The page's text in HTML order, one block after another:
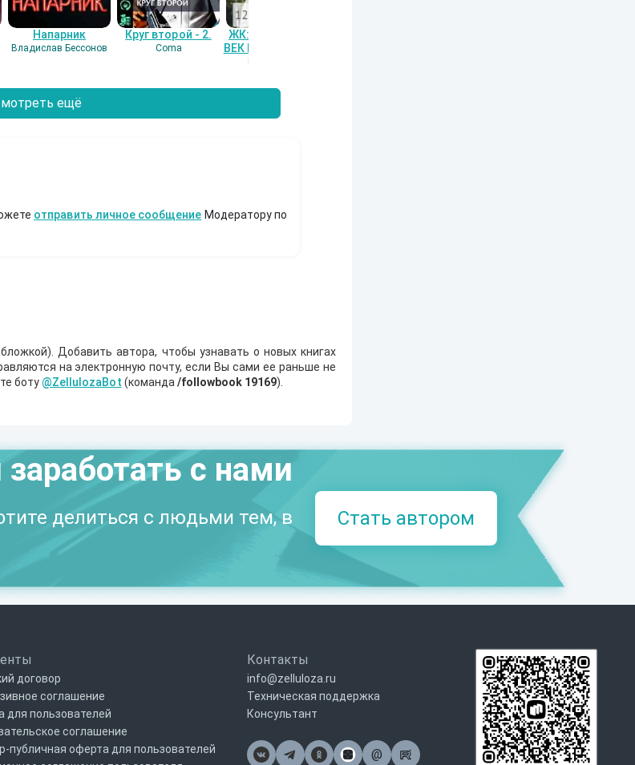
Напарник
Владислав Бессонов
Круг второй - 2.
Coma
ЖК: СЕРЕБРЯНЫЙ
ВЕК НАШЕЙ ЛЮБВИ
ещё
отправить личное сообщение Модератору по
Добавить автора, чтобы узнавать о новых книгах
на электронную почту, если Вы сами ее раньше не
боту @ZellulozaBot (команда /followbook 19169).
с нами
делиться с людьми тем, в
Стать автором
договор
соглашение
для пользователей
соглашение
публичная оферта для пользователей
Контакты
info@zelluloza.ru
Техническая поддержка
Консультант
@Почта